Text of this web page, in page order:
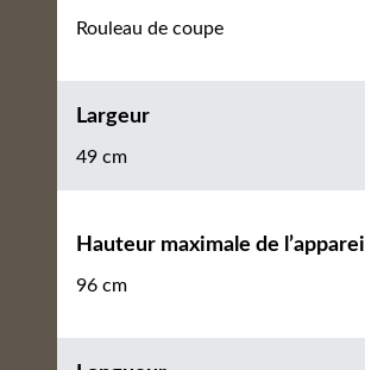
Rouleau de coupe
Largeur
49 cm
Hauteur maximale de l’appareil
96 cm